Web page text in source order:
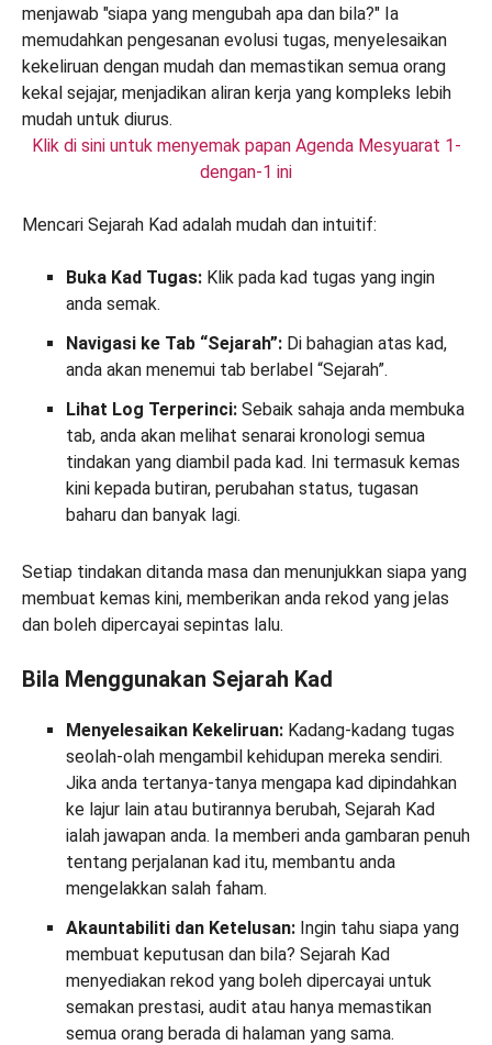
Klik di sini untuk menyemak papan Agenda Mesyuarat 1-
dengan-1 ini
Mencari Sejarah Kad adalah mudah dan intuitif:
Buka Kad Tugas: Klik pada kad tugas yang ingin
anda semak.
Navigasi ke Tab “Sejarah”: Di bahagian atas kad,
anda akan menemui tab berlabel “Sejarah”.
Lihat Log Terperinci: Sebaik sahaja anda membuka
tab, anda akan melihat senarai kronologi semua
tindakan yang diambil pada kad. Ini termasuk kemas
kini kepada butiran, perubahan status, tugasan
baharu dan banyak lagi.
Setiap tindakan ditanda masa dan menunjukkan siapa yang
membuat kemas kini, memberikan anda rekod yang jelas
dan boleh dipercayai sepintas lalu.
Bila Menggunakan Sejarah Kad
Menyelesaikan Kekeliruan: Kadang-kadang tugas
seolah-olah mengambil kehidupan mereka sendiri.
Jika anda tertanya-tanya mengapa kad dipindahkan
ke lajur lain atau butirannya berubah, Sejarah Kad
ialah jawapan anda. Ia memberi anda gambaran penuh
tentang perjalanan kad itu, membantu anda
mengelakkan salah faham.
Akauntabiliti dan Ketelusan: Ingin tahu siapa yang
membuat keputusan dan bila? Sejarah Kad
menyediakan rekod yang boleh dipercayai untuk
semakan prestasi, audit atau hanya memastikan
semua orang berada di halaman yang sama.